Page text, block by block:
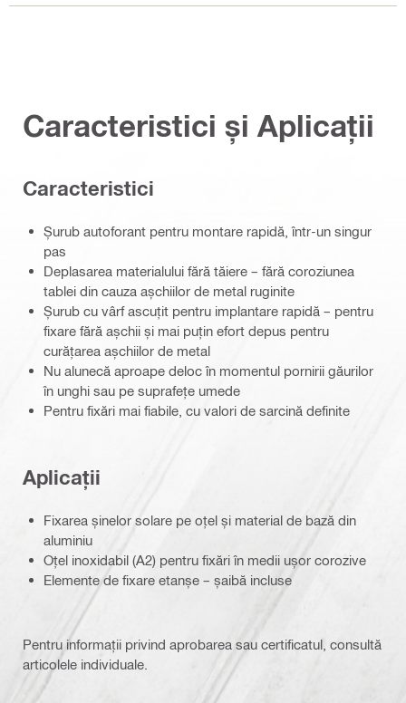
Caracteristici și Aplicații
Caracteristici
Șurub autoforant pentru montare rapidă, într-un singur
pas
Deplasarea materialului fără tăiere – fără coroziunea
tablei din cauza așchiilor de metal ruginite
Șurub cu vârf ascuțit pentru implantare rapidă – pentru
fixare fără așchii și mai puțin efort depus pentru
curățarea așchiilor de metal
Nu alunecă aproape deloc în momentul pornirii găurilor
în unghi sau pe suprafețe umede
Pentru fixări mai fiabile, cu valori de sarcină definite
Aplicații
Fixarea șinelor solare pe oțel și material de bază din
aluminiu
Oțel inoxidabil (A2) pentru fixări în medii ușor corozive
Elemente de fixare etanșe – șaibă incluse
Pentru informații privind aprobarea sau certificatul, consultă
articolele individuale.